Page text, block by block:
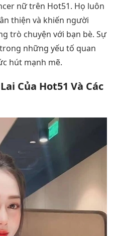
nữ trên Hot51. Họ luôn
thiện và khiến người
trò chuyện với bạn bè. Sự
những yếu tố quan
hút mạnh mẽ.
Của Hot51 Và Các